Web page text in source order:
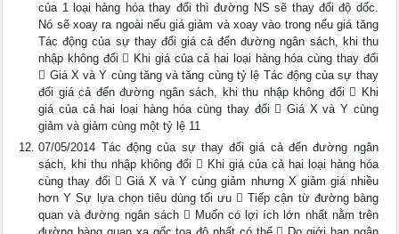
của 1 loại hàng hóa thay đổi thì đường NS sẽ thay đổi độ dốc.
Nó sẽ xoay ra ngoài nếu giá giảm và xoay vào trong nếu giá tăng
Tác động của sự thay đổi giá cả đến đường ngân sách, khi thu
nhập không đổi  Khi giá của cả hai loại hàng hóa cùng thay đổi
 Giá X và Y cùng tăng và tăng cùng tỷ lệ Tác động của sự thay
đổi giá cả đến đường ngân sách, khi thu nhập không đổi  Khi
giá của cả hai loại hàng hóa cùng thay đổi  Giá X và Y cùng
giảm và giảm cùng một tỷ lệ 11
07/05/2014 Tác động của sự thay đổi giá cả đến đường ngân
sách, khi thu nhập không đổi  Khi giá của cả hai loại hàng hóa
cùng thay đổi  Giá X và Y cùng giảm nhưng X giảm giá nhiều
hơn Y Sự lựa chọn tiêu dùng tối ưu  Tiếp cận từ đường bàng
quan và đường ngân sách  Muốn có lợi ích lớn nhất nằm trên